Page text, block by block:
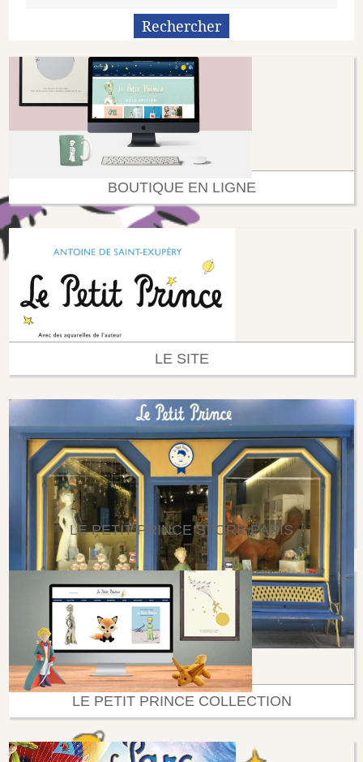
BOUTIQUE EN LIGNE
LE SITE
LE PETIT PRINCE STORE PARIS
LE PETIT PRINCE COLLECTION